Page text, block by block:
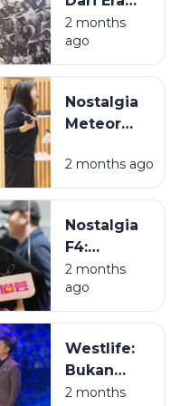
yang
Menolak
Bubar
Bangku
Lipat ke
Era Bapak-
Estetik
2 months
ago
Nostalgia
Meteor
Cerita di Balik
Terbentuknya
Pernah
Mengacak-
acak Hati Kita
2 months ago
Nostalgia
F4:
Menelusuri
Jejak Para
Pangeran
Garden
yang Kini
Sudah
2 months
ago
Westlife:
Bukan
Sekadar
2 months